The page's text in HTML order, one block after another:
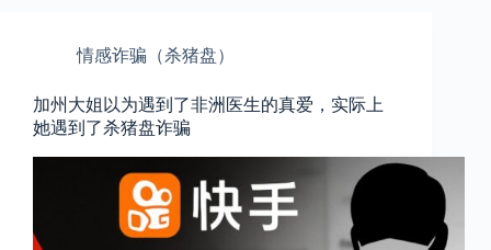
情感诈骗（杀猪盘）
加州大姐以为遇到了非洲医生的真爱，实际上
她遇到了杀猪盘诈骗